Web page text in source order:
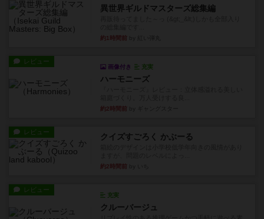
異世界ギルドマスターズ総集編
約1時間前
レビュー
画像付き 充実
ハーモニーズ
約2時間前
レビュー クイズすごろく かぶーる
約2時間前
レビュー
充実
クルーバージュ